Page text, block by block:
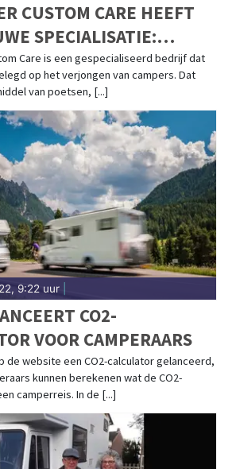
CUSTOM CARE HEEFT
SPECIALISATIE:
Care is een gespecialiseerd bedrijf dat
op het verjongen van campers. Dat
van poetsen, [...]
9:22 uur|
CO2-
VOOR CAMPERAARS
de website een CO2-calculator gelanceerd,
kunnen berekenen wat de CO2-
camperreis. In de [...]